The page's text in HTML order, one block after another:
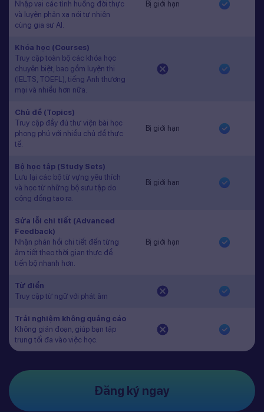
Nhập vai các tình huống đời thực
và luyện phản xạ nói tự nhiên
cùng gia sư AI.
Bị giới hạn
Khóa học (Courses)
Truy cập toàn bộ các khóa học
chuyên biệt, bao gồm luyện thi
(IELTS, TOEFL), tiếng Anh thương
mại và nhiều hơn nữa.
Chủ đề (Topics)
Truy cập đầy đủ thư viện bài học
phong phú với nhiều chủ đề thực
tế.
Bị giới hạn
Bộ học tập (Study Sets)
Lưu lại các bộ từ vựng yêu thích
và học từ những bộ sưu tập do
cộng đồng tạo ra.
Bị giới hạn
Sửa lỗi chi tiết (Advanced
Feedback)
Nhận phản hồi chi tiết đến từng
âm tiết theo thời gian thực để
tiến bộ nhanh hơn.
Bị giới hạn
Từ điển
Truy cập từ ngữ với phát âm
Trải nghiệm không quảng cáo
Không gián đoạn, giúp bạn tập
trung tối đa vào việc học.
Đăng ký ngay